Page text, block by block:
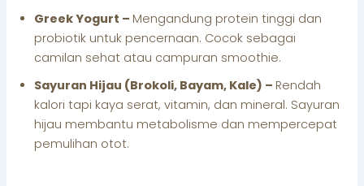
Greek Yogurt – Mengandung protein tinggi dan
probiotik untuk pencernaan. Cocok sebagai
camilan sehat atau campuran smoothie.
Sayuran Hijau (Brokoli, Bayam, Kale) – Rendah
kalori tapi kaya serat, vitamin, dan mineral. Sayuran
hijau membantu metabolisme dan mempercepat
pemulihan otot.